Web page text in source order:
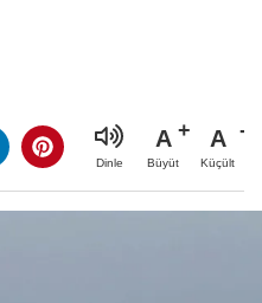
Dinle
A
Büyüt
A
Küçült